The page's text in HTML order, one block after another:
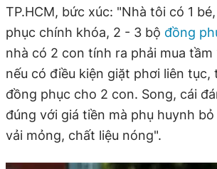
TP.HCM, bức xúc: "Nhà tôi có 1
phục chính khóa, 2 - 3 bộ đồng
nhà có 2 con tính ra phải mua
nếu có điều kiện giặt phơi liên
đồng phục cho 2 con. Song, cái
đúng với giá tiền mà phụ huynh
vải mỏng, chất liệu nóng".